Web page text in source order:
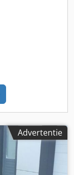
Advertentie